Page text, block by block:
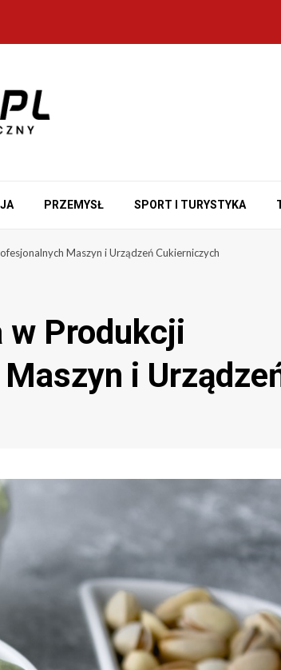
PRZEMYSŁ SPORT I TURYSTYKA
Maszyn i Urządzeń Cukierniczych
w Produkcji
i